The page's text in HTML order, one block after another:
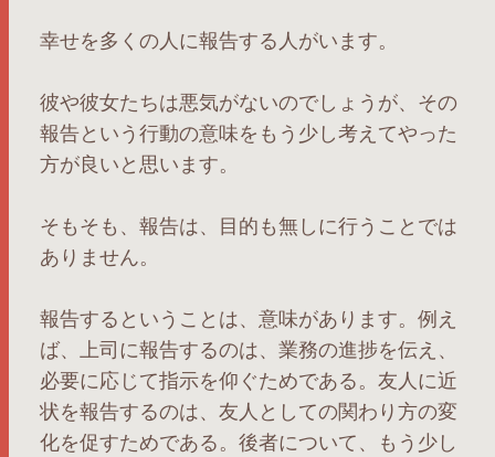
幸せを多くの人に報告する人がいます。
彼や彼女たちは悪気がないのでしょうが、その
報告という行動の意味をもう少し考えてやった
方が良いと思います。
そもそも、報告は、目的も無しに行うことでは
ありません。
報告するということは、意味があります。例え
ば、上司に報告するのは、業務の進捗を伝え、
必要に応じて指示を仰ぐためである。友人に近
状を報告するのは、友人としての関わり方の変
化を促すためである。後者について、もう少し